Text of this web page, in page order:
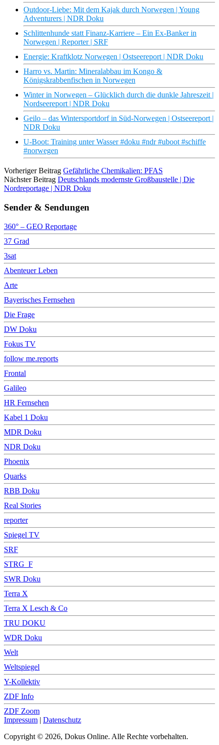
Outdoor-Liebe: Mit dem Kajak durch Norwegen | Young
Adventurers | NDR Doku
Schlittenhunde statt Finanz-Karriere – Ein Ex-Banker in
Norwegen | Reporter | SRF
Energie: Kraftklotz Norwegen | Ostseereport | NDR Doku
Harro vs. Martin: Mineralabbau im Kongo &
Königskrabbenfischen in Norwegen
Winter in Norwegen – Glücklich durch die dunkle Jahreszeit |
Nordseereport | NDR Doku
Geilo – das Wintersportdorf in Süd-Norwegen | Ostseereport |
NDR Doku
U-Boot: Training unter Wasser #doku #ndr #uboot #schiffe
#norwegen
Vorheriger Beitrag Gefährliche Chemikalien: PFAS
Nächster Beitrag Deutschlands modernste Großbaustelle | Die
Nordreportage | NDR Doku
Sender & Sendungen
360° – GEO Reportage
37 Grad
3sat
Abenteuer Leben
Arte
Bayerisches Fernsehen
Die Frage
DW Doku
Fokus TV
follow me.reports
Frontal
Galileo
HR Fernsehen
Kabel 1 Doku
MDR Doku
NDR Doku
Phoenix
Quarks
RBB Doku
Real Stories
reporter
Spiegel TV
SRF
STRG_F
SWR Doku
Terra X
Terra X Lesch & Co
TRU DOKU
WDR Doku
Welt
Weltspiegel
Y-Kollektiv
ZDF Info
ZDF Zoom
Impressum | Datenschutz
Copyright © 2026, Dokus Online. Alle Rechte vorbehalten.